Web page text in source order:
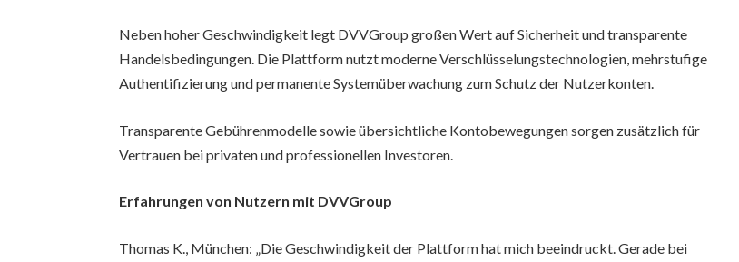
Neben hoher Geschwindigkeit legt DVVGroup großen Wert auf Sicherheit und transparente
Handelsbedingungen. Die Plattform nutzt moderne Verschlüsselungstechnologien, mehrstufige
Authentifizierung und permanente Systemüberwachung zum Schutz der Nutzerkonten.
Transparente Gebührenmodelle sowie übersichtliche Kontobewegungen sorgen zusätzlich für
Vertrauen bei privaten und professionellen Investoren.
Erfahrungen von Nutzern mit DVVGroup
Thomas K., München: „Die Geschwindigkeit der Plattform hat mich beeindruckt. Gerade bei